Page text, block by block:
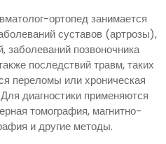
ортопед занимается
суставов (артрозы),
заболеваний позвоночника
последствий травм, таких
переломы или хроническая
диагностики применяются
томография, магнитно-
и другие методы.